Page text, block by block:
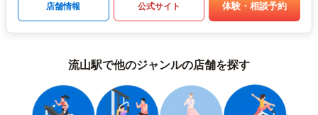
店舗情報 公式サイト 体験・相談予約
流山駅で他のジャンルの店舗を探す